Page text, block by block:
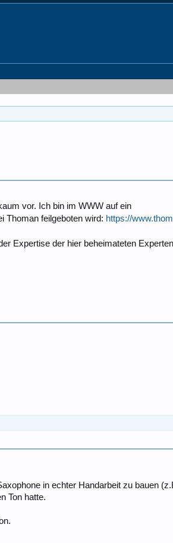
vor. Ich bin im WWW auf ein
Thoman feilgeboten wird: https://
Expertise der hier beheimateten
in echter Handarbeit zu bauen
Ton hatte.